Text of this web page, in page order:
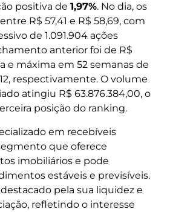
positiva de 1,97%. No dia, os
R$ 57,41 e R$ 58,69, com
de 1.091.904 ações
anterior foi de R$
e máxima em 52 semanas de
respectivamente. O volume
atingiu R$ 63.876.384,00, o
posição do ranking.
em recebíveis
que oferece
imobiliários e pode
estáveis e previsíveis.
destacado pela sua liquidez e
refletindo o interesse